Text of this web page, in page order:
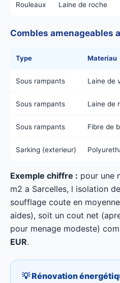
Rouleaux Laine de roche
Combles amenageables
Type Materiau
Sous rampants Laine de
Sous rampants Laine de
Sous rampants Fibre de
Sarking (exterieur)
Exemple chiffre : pour une
m2 a Sarcelles, l isolation
soufflage coute en moyenne
aides), soit un cout net
pour menage modeste)
EUR.
💡 Rénovation